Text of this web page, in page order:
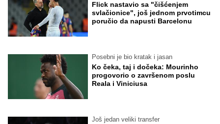
Flick nastavio sa "čišćenjem
svlačionice", još jednom prvotimcu
poručio da napusti Barcelonu
Posebni je bio kratak i jasan
Ko čeka, taj i dočeka: Mourinho
progovorio o završenom poslu
Reala i Viniciusa
Još jedan veliki transfer